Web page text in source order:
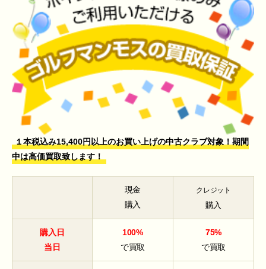
１本税込み15,400円以上のお買い上げの中古クラブ対象！期間
中は高価買取致します！
現金
購入
クレジット
購入
購入日
当日
100%
で買取
75%
で買取